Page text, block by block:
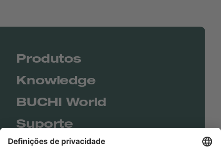
Produtos
Knowledge
BUCHI World
Suporte